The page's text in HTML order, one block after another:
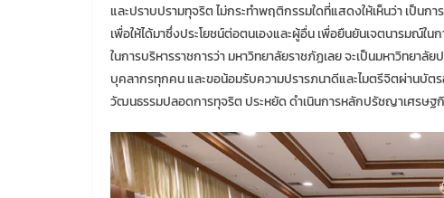
และปราบปรามทุจริต ไม่กระทำพฤติกรรมใดที่แสดงให้เห็นว่า เป็น
เพื่อให้ได้มาซึ่งประโยชน์ต่อตนเองและผู้อื่น เพื่อยืนยันเจตนารมณ์ใ
ในการบริหารราชการว่า มหาวิทยาลัยราชภัฏเลย จะเป็นมหาวิทยา
บุคลากรทุกคน และขอน้อมรับความปรารภนาดีและไมตรีจิตผ่านบัต
วัฒนธรรมปลอดการทุจริต ประหยัด ดำเนินการหลักปรัชญาเศรษฐ